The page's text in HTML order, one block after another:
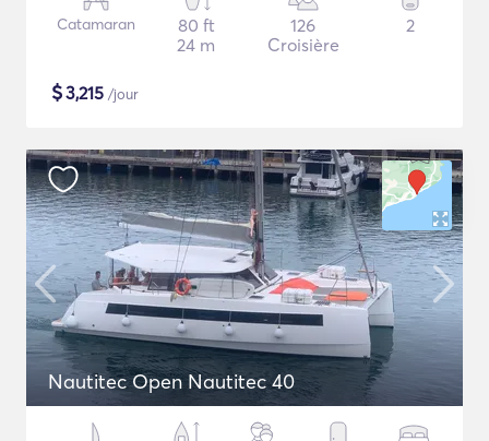
Catamaran
80 ft
24 m
126
Croisière
2
$3,215 /jour
Nautitec Open Nautitec 40